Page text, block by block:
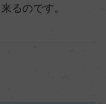
るのです。